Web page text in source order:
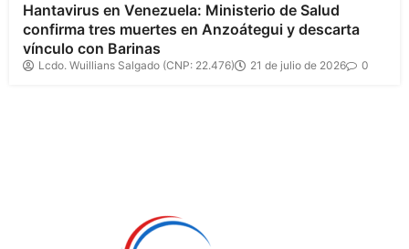
Hantavirus en Venezuela: Ministerio de Salud
confirma tres muertes en Anzoátegui y descarta
vínculo con Barinas
Lcdo. Wuillians Salgado (CNP: 22.476) 21 de julio de 2026 0